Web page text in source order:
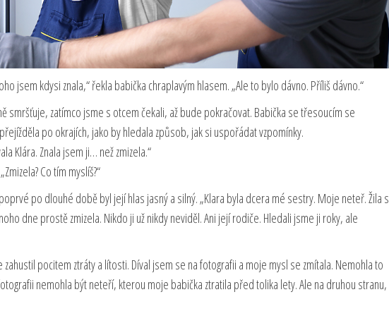
jsem kdysi znala,“ řekla babička chraplavým hlasem. „Ale to bylo dávno. Příliš dávno.“
smršťuje, zatímco jsme s otcem čekali, až bude pokračovat. Babička se třesoucím se
po okrajích, jako by hledala způsob, jak si uspořádat vzpomínky.
Klára. Znala jsem ji… než zmizela.“
Co tím myslíš?“
po dlouhé době byl její hlas jasný a silný. „Klara byla dcera mé sestry. Moje neteř. Žila s
dne prostě zmizela. Nikdo ji už nikdy neviděl. Ani její rodiče. Hledali jsme ji roky, ale
pocitem ztráty a lítosti. Díval jsem se na fotografii a moje mysl se zmítala. Nemohla to
nemohla být neteří, kterou moje babička ztratila před tolika lety. Ale na druhou stranu,